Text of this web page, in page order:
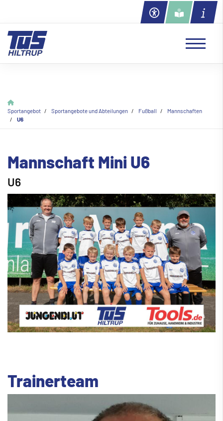
Sportangebot Sportangebote und Abteilungen Fußball
Mannschaften
U6
Mannschaft Mini U6
U6
Trainerteam